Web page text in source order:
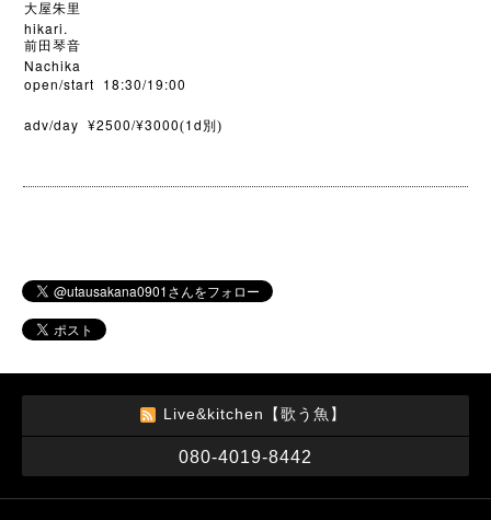
大屋朱里
hikari.
前田琴音
Nachika
open/start 18:30/19:00
adv/day ¥2500/¥3000(1d 別)
Live&kitchen【歌う魚】
080-4019-8442